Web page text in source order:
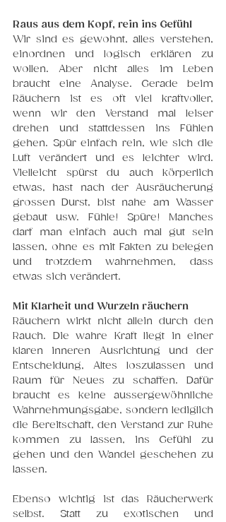
Raus aus dem Kopf, rein ins Gefühl
Wir sind es gewohnt, alles verstehen,
einordnen und logisch erklären zu
wollen. Aber nicht alles im Leben
braucht eine Analyse. Gerade beim
Räuchern ist es oft viel kraftvoller,
wenn wir den Verstand mal leiser
drehen und stattdessen ins Fühlen
gehen. Spür einfach rein, wie sich die
Luft verändert und es leichter wird.
Vielleicht spürst du auch körperlich
etwas, hast nach der Ausräucherung
grossen Durst, bist nahe am Wasser
gebaut usw. Fühle! Spüre! Manches
darf man einfach auch mal gut sein
lassen, ohne es mit Fakten zu belegen
und trotzdem wahrnehmen, dass
etwas sich verändert.
Mit Klarheit und Wurzeln räuchern
Räuchern wirkt nicht allein durch den
Rauch. Die wahre Kraft liegt in einer
klaren inneren Ausrichtung und der
Entscheidung, Altes loszulassen und
Raum für Neues zu schaffen. Dafür
braucht es keine aussergewöhnliche
Wahrnehmungsgabe, sondern lediglich
die Bereitschaft, den Verstand zur Ruhe
kommen zu lassen, ins Gefühl zu
gehen und den Wandel geschehen zu
lassen.
Ebenso wichtig ist das Räucherwerk
selbst. Statt zu exotischen und